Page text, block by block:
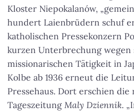
Kloster Niepokalanów,
hundert Laienbrüdern schuf
katholischen Pressekonzern
kurzen Unterbrechung wegen
missionarischen Tätigkeit in
Kolbe ab 1936 erneut die
Pressehaus. Dort erschien
Tageszeitung Maly Dziennik.